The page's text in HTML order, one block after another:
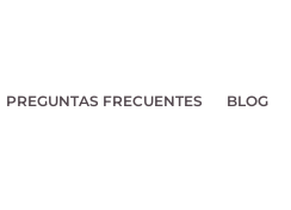
PREGUNTAS FRECUENTES BLOG